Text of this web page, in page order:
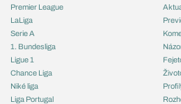
Premier League
LaLiga
Serie A
1. Bundesliga
Ligue 1
Chance Liga
Niké liga
Liga Portugal